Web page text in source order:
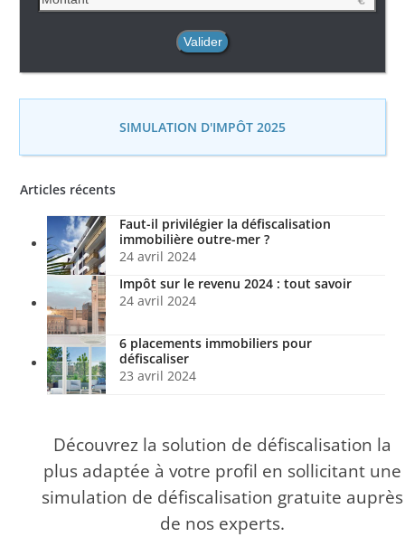
SIMULATION D'IMPÔT 2025
Articles récents
Faut-il privilégier la défiscalisation
immobilière outre-mer ?
24 avril 2024
Impôt sur le revenu 2024 : tout savoir
24 avril 2024
6 placements immobiliers pour
défiscaliser
23 avril 2024
Découvrez la solution de défiscalisation la
plus adaptée à votre profil en sollicitant une
simulation de défiscalisation gratuite auprès
de nos experts.